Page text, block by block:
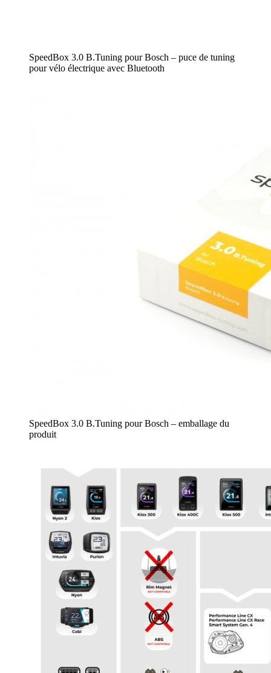
SpeedBox 3.0 B.Tuning pour Bosch – puce de tuning
pour vélo électrique avec Bluetooth
SpeedBox 3.0 B.Tuning pour Bosch – emballage du
produit